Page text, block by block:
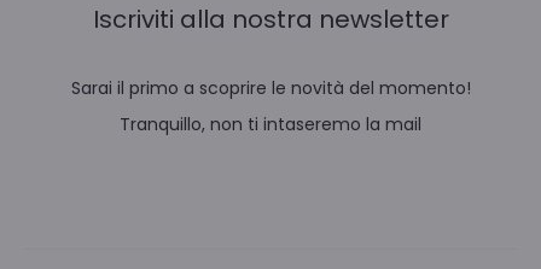
Iscriviti alla nostra newsletter
Sarai il primo a scoprire le novità del momento!
Tranquillo, non ti intaseremo la mail